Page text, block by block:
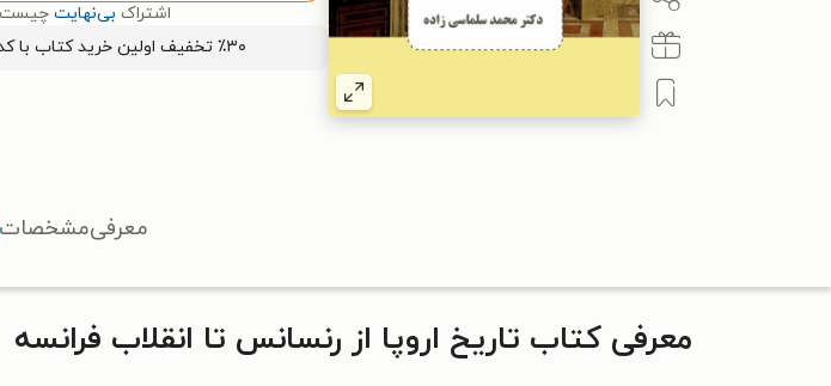
اشتراک بی‌نهایت
٪۳۰ تخفیف اولین خرید کتاب با کد
معرفیمشخصات
معرفی کتاب تاریخ اروپا از رنسانس تا انقلاب فرانسه